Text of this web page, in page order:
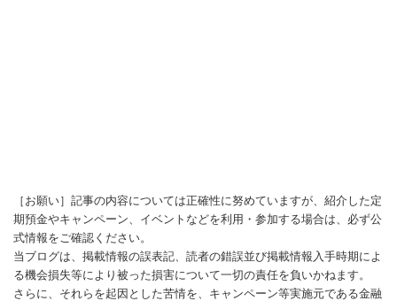
［お願い］記事の内容については正確性に努めていますが、紹介した定
期預金やキャンペーン、イベントなどを利用・参加する場合は、必ず公
式情報をご確認ください。
当ブログは、掲載情報の誤表記、読者の錯誤並び掲載情報入手時期によ
る機会損失等により被った損害について一切の責任を負いかねます。
さらに、それらを起因とした苦情を、キャンペーン等実施元である金融